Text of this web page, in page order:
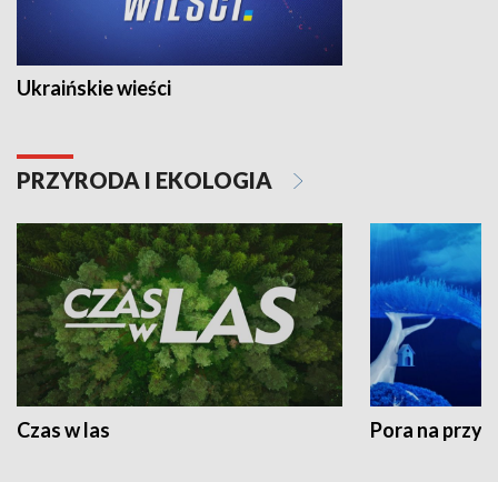
Ukraińskie wieści
PRZYRODA I EKOLOGIA
Czas w las Pora na